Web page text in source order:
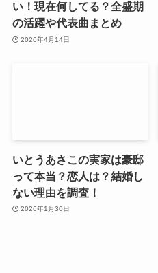
い！現在何してる？全盛期
の活躍や代表曲まとめ
2026年4月14日
いとうあさこの実家は豪邸
って本当？恋人は？結婚し
ない理由を調査！
2026年1月30日